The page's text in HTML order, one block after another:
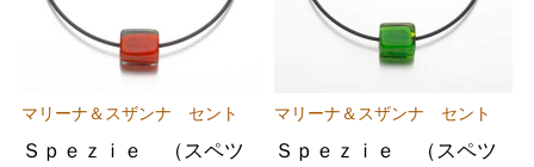
マリーナ＆スザンナ セント
Ｓｐｅｚｉｅ （スペツ
マリーナ＆スザンナ セント
Ｓｐｅｚｉｅ （スペツ